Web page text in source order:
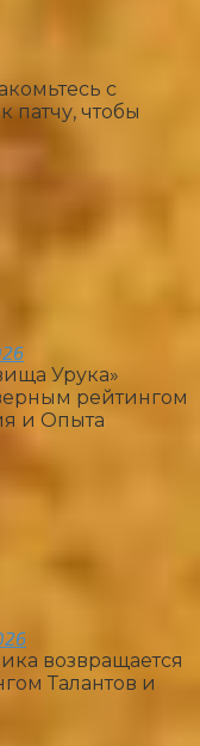
с
чтобы
Урука»
рейтингом
и Опыта
возвращается
Талантов и